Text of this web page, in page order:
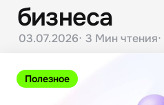
Полезное
бизнеса
03.07.2026 3 Мин чтения